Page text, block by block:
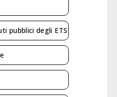
pubblici degli ETS